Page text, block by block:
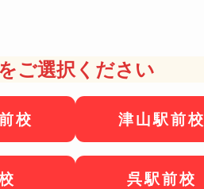
ご選択ください
校 津山駅前校
呉駅前校